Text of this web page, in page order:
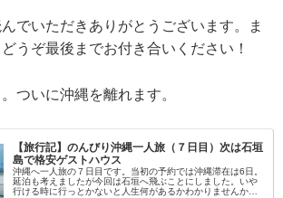
でいただきありがとうございます。ま
うぞ最後までお付き合いください！
ついに沖縄を離れます。
【旅行記】のんびり沖縄一人旅（７日目）次は石垣
島で格安ゲストハウス
沖縄へ一人旅の７日目です。当初の予約では沖縄滞在は6日。
延泊も考えましたが今回は石垣へ飛ぶことにしました。いや
行ける時に行っとかないと人生何があるかわかりませんか